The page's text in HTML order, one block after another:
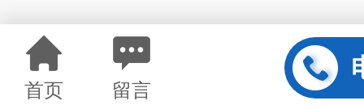
首页 留言